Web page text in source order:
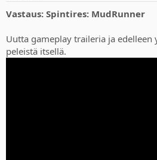
Vastaus: Spintires: MudRunner
Uutta gameplay traileria ja
peleistä itsellä.